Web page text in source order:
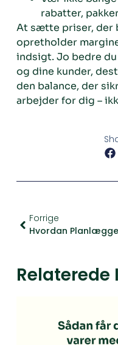
rabatter,
At sætte priser, der
opretholder
indsigt. Jo bedre
og dine kunder,
den balance, der
arbejder for dig –
Forrige